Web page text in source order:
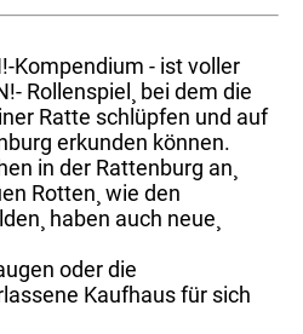
Kompendium - ist voller
Rollenspiel¸ bei dem die
Ratte schlüpfen und auf
erkunden können.
in der Rattenburg an¸
Rotten¸ wie den
haben auch neue¸
oder die
Kaufhaus für sich